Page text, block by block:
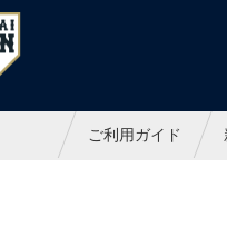
オンラインシ
ご利用ガイド